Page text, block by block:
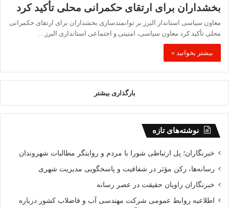
بخشداران برای ارتقای حکمرانی محلی تأکید کرد
معاون سیاسی استاندار البرز بر توانمندسازی بخشداران برای ارتقای حکمرانی
محلی تأکید کرد معاون سیاسی، امنیتی و اجتماعی استانداری البرز…
بیشتر بخوانید »
بارگذاری بیشتر
نوشته‌های تازه
خبرنگاران؛ پل ارتباطی شورا با مردم و روایتگر مطالبات شهروندان
رسانه‌ها، رکن مؤثر در شفافیت و پاسخگویی مدیریت شهری
خبرنگاران راویان حقیقت در عصر رسانه
اطلاعیه روابط عمومی شرکت مهندسی آب و فاضلاب کشور درباره